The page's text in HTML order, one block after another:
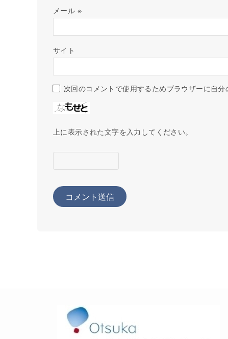
メール ※
サイト
次回のコメントで使用するためブラウザーに自
上に表示された文字を入力してください。